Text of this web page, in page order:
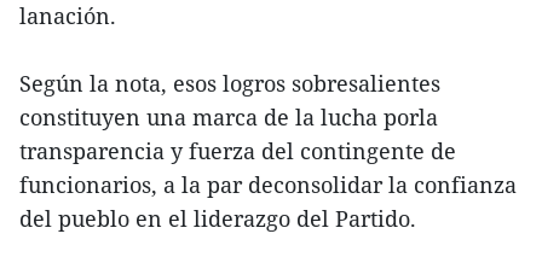
lanación.
Según la nota, esos logros sobresalientes
constituyen una marca de la lucha porla
transparencia y fuerza del contingente de
funcionarios, a la par deconsolidar la confianza
del pueblo en el liderazgo del Partido.